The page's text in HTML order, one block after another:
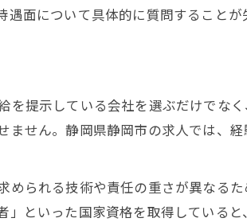
におすすめの資格取得と収入アップ事
性と安定収入を詳しく解説
の将来性と長く働ける業界の特徴
安定収入を得るために重要な視点
が将来の収入を守るための自己投資
の将来展望と年収アップの可能性
面について具体的に質問することが
提示している会社を選ぶだけでな
せん。静岡県静岡市の求人では、
られる技術や責任の重さが異なる
といった国家資格を取得している